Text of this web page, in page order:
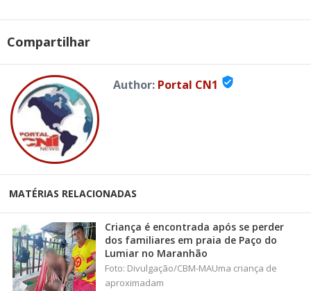
Compartilhar
Author: Portal CN1 verified_user
MATÉRIAS RELACIONADAS
Criança é encontrada após se perder
dos familiares em praia de Paço do
Lumiar no Maranhão
Foto: Divulgação/CBM-MAUma criança de
aproximadam